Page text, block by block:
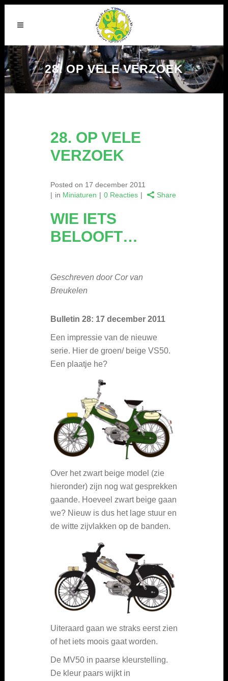
28. OP VELE VERZOEK
28. OP VELE
VERZOEK
Posted on 17 december 2011
in Miniaturen 0 Reacties Share
WIE IETS
BELOOFT…
Geschreven door Cor van
Breukelen
Bulletin 28: 17 december 2011
Een impressie van de nieuwe
serie. Hier de groen/ beige VS50.
Een plaatje he?
Over het zwart beige model (zie
hieronder) zijn nog wat gesprekken
gaande. Hoeveel zwart beige gaan
we? Nieuw is dus het lage stuur en
de witte zijvlakken op de banden.
Uiteraard gaan we straks eerst zien
of het iets moois gaat worden.
De MV50 in paarse kleurstelling.
De kleur paars wijkt in